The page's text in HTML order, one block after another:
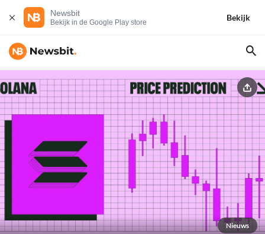
Newsbit
Bekijk in de Google Play store
Bekijk
Nieuws